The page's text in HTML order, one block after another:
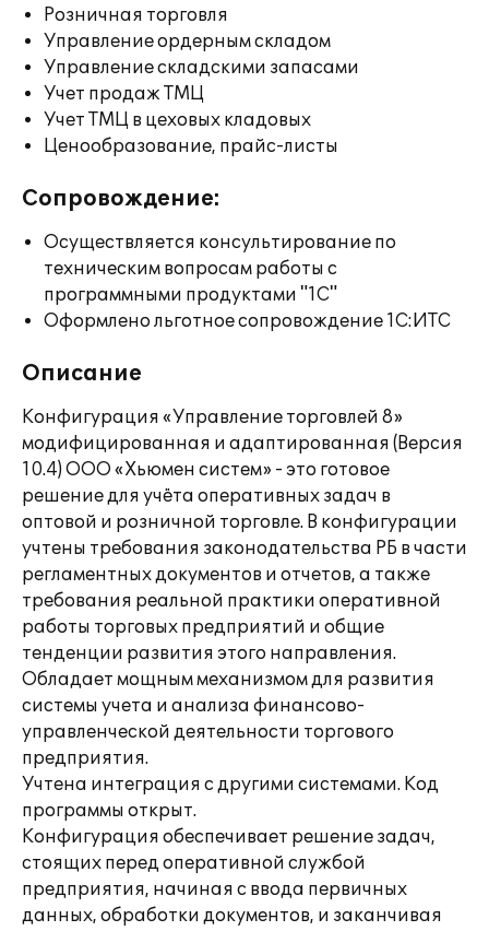
Розничная торговля
Управление ордерным складом
Управление складскими запасами
Учет продаж ТМЦ
Учет ТМЦ в цеховых кладовых
Ценообразование, прайс-листы
Сопровождение:
Осуществляется консультирование по
техническим вопросам работы с
программными продуктами "1С"
Оформлено льготное сопровождение 1С:ИТС
Описание
Конфигурация «Управление торговлей 8»
модифицированная и адаптированная (Версия
10.4) ООО «Хьюмен систем» - это готовое
решение для учёта оперативных задач в
оптовой и розничной торговле. В конфигурации
учтены требования законодательства РБ в части
регламентных документов и отчетов, а также
требования реальной практики оперативной
работы торговых предприятий и общие
тенденции развития этого направления.
Обладает мощным механизмом для развития
системы учета и анализа финансово-
управленческой деятельности торгового
предприятия.
Учтена интеграция с другими системами. Код
программы открыт.
Конфигурация обеспечивает решение задач,
стоящих перед оперативной службой
предприятия, начиная с ввода первичных
данных, обработки документов, и заканчивая